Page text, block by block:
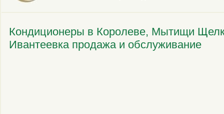
Кондиционеры в Королеве, Мытищи
Ивантеевка продажа и обслуживание